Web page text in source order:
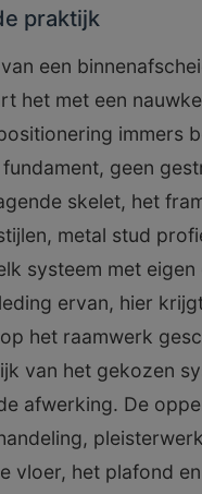
praktijk
een
het met een
immers
geen
skelet, het
metal stud
systeem met
ervan, hier
het raamwerk
van het gekozen
afwerking. De
vloer, het plafond